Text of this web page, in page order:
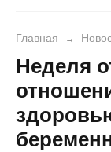
Главная →
Неделя